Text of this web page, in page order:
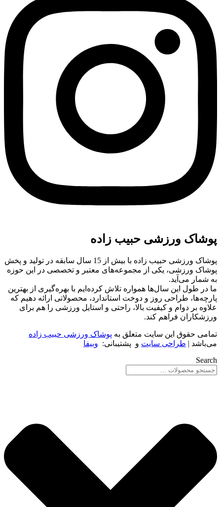
پوشاک ورزشی حبیب زاده
پوشاک ورزشی حبیب زاده با بیش از 15 سال سابقه در تولید و پخش
پوشاک ورزشی، یکی از مجموعه‌های معتبر و تخصصی در این حوزه
به شمار می‌آید.
ما در طول این سال‌ها همواره تلاش کرده‌ایم با بهره‌گیری از بهترین
پارچه‌ها، طراحی روز و دوخت استاندارد، محصولاتی ارائه دهیم که
علاوه بر دوام و کیفیت بالا، راحتی و استایل ورزشی را هم برای
ورزشکاران فراهم کند.
تمامی حقوق این سایت متعلق به پوشاک ورزشی حبیب زاده
می‌باشد | طراحی سایت و پشتیبانی: وبیفا
Search